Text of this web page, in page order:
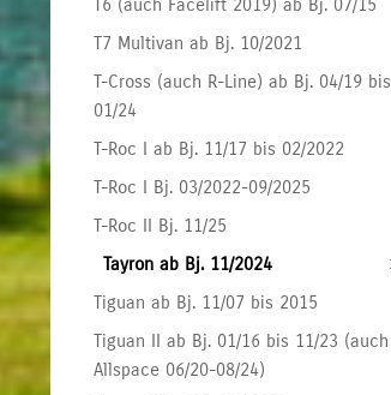
T6 (auch Facelift 2019) ab Bj. 07/15
T7 Multivan ab Bj. 10/2021
T-Cross (auch R-Line) ab Bj. 04/19 bis
01/24
T-Roc I ab Bj. 11/17 bis 02/2022
T-Roc I Bj. 03/2022-09/2025
T-Roc II Bj. 11/25
Tayron ab Bj. 11/2024
Tiguan ab Bj. 11/07 bis 2015
Tiguan II ab Bj. 01/16 bis 11/23 (auch
Allspace 06/20-08/24)